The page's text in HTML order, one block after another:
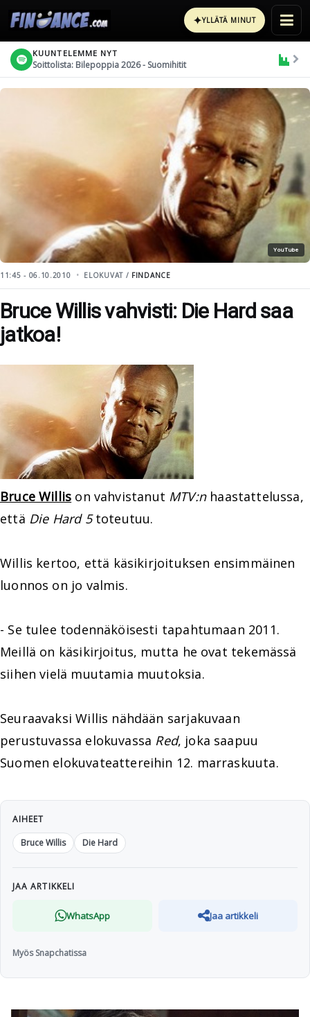
✦YLLÄTÄ MINUT
KUUNTELEMME NYT
Soittolista: Bilepoppia 2026 - Suomihitit
YouTube
11:45 - 06.10.2010 ELOKUVAT / FINDANCE
Bruce Willis vahvisti: Die Hard saa
jatkoa!
Bruce Willis on vahvistanut MTV:nhaastattelussa,
että Die Hard 5toteutuu.
Willis kertoo, että käsikirjoituksen ensimmäinen
luonnos on jo valmis.
- Se tulee todennäköisesti tapahtumaan 2011.
Meillä on käsikirjoitus, mutta he ovat tekemässä
siihen vielä muutamia muutoksia.
Seuraavaksi Willis nähdään sarjakuvaan
perustuvassa elokuvassa Red, joka saapuu
Suomen elokuvateattereihin 12. marraskuuta.
AIHEET
Bruce Willis
Die Hard
JAA ARTIKKELI
WhatsApp Jaa artikkeli
Myös Snapchatissa